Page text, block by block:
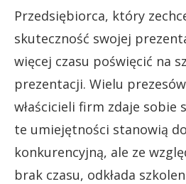
Przedsiębiorca, który
skuteczność swojej
więcej czasu poświęcić na
prezentacji. Wielu
właścicieli firm zdaje sobie
te umiejętności stanowią
konkurencyjną, ale ze
brak czasu, odkłada